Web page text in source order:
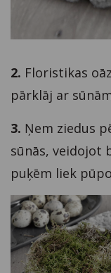
2. Floristikas
pārklāj ar
3. Ņem ziedus
sūnās, veidojot
puķēm liek